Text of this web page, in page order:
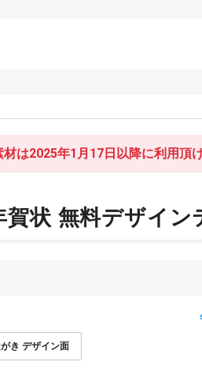
は2025年1月17日以降に利用頂
状 無料デザイン
き デザイン面